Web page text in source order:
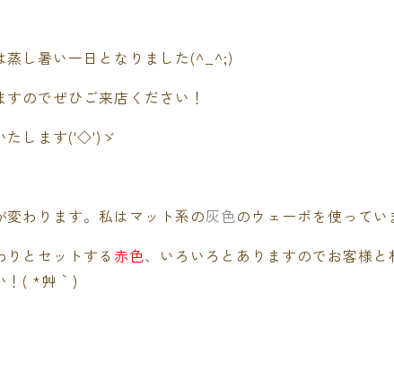
蒸し暑い一日となりました(^_^;)
のでぜひご来店ください！
たします('◇')ゞ
わります。私はマット系の灰色のウェーボを使ってい
とセットする 赤色、いろいろとありますのでお客様
( *´艸｀)